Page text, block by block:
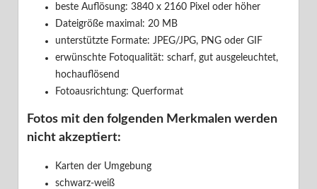
Sicherheit
Ihr Benutzerkonto
Ihr Inserat
Buchungsassistent
Unsere Partner
beste Auflösung: 3840 x 2160 Pixel oder höher
Dateigröße maximal: 20 MB
unterstützte Formate: JPEG/JPG, PNG oder GIF
erwünschte Fotoqualität: scharf, gut ausgeleuchtet,
hochauflösend
Fotoausrichtung: Querformat
Fotos mit den folgenden Merkmalen werden
nicht akzeptiert:
Karten der Umgebung
schwarz-weiß